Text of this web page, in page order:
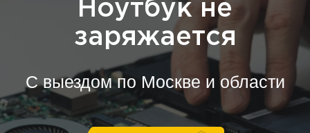
Ноутбук не
заряжается
С выездом по Москве и области